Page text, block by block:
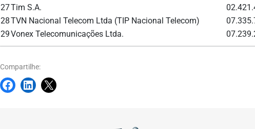
27Tim S.A.
28TVN Nacional Telecom Ltda (TIP Nacional Telecom)
29Vonex Telecomunicações Ltda.
Compartilhe: